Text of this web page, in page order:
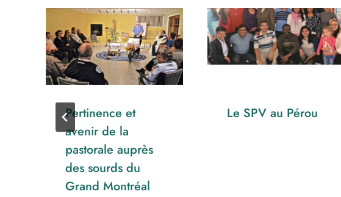
Pertinence et
avenir de la
pastorale auprès
des sourds du
Grand Montréal
Le SPV au Pérou